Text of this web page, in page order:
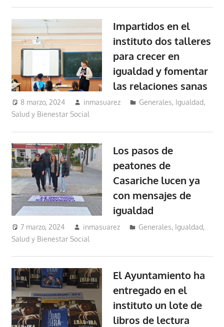
Impartidos en el
instituto dos talleres
para crecer en
igualdad y fomentar
las relaciones sanas
8 marzo, 2024 inmasuarez Generales, Igualdad,
Salud y Bienestar Social
Los pasos de
peatones de
Casariche lucen ya
con mensajes de
igualdad
7 marzo, 2024 inmasuarez Generales, Igualdad,
Salud y Bienestar Social
El Ayuntamiento ha
entregado en el
instituto un lote de
libros de lectura